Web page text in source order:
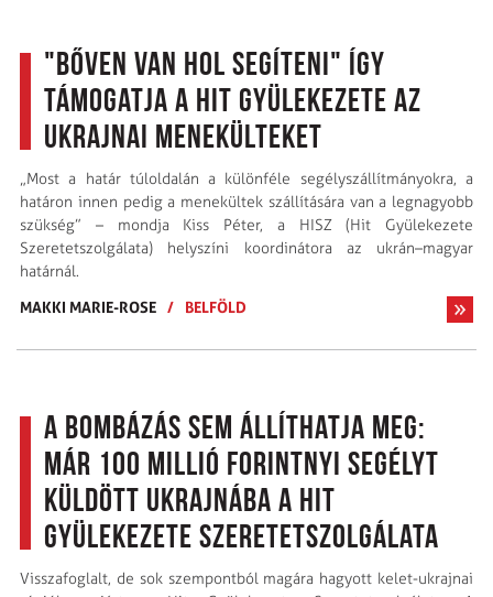
"Bőven van hol segíteni" Így
támogatja a Hit Gyülekezete az
ukrajnai menekülteket
„Most a határ túloldalán a különféle segélyszállít­mányokra, a
határon innen pedig a menekültek szállítására van a legnagyobb
szükség” – mondja Kiss Péter, a HISZ (Hit Gyülekezete
Szeretetszolgálata) helyszíni koordinátora az ukrán–magyar
határnál.
MAKKI MARIE-ROSE / BELFÖLD
A bombázás sem állíthatja meg:
már 100 millió forintnyi segélyt
küldött Ukrajnába a Hit
Gyülekezete Szeretetszolgálata
Visszafoglalt, de sok szempontból magára hagyott kelet-ukrajnai